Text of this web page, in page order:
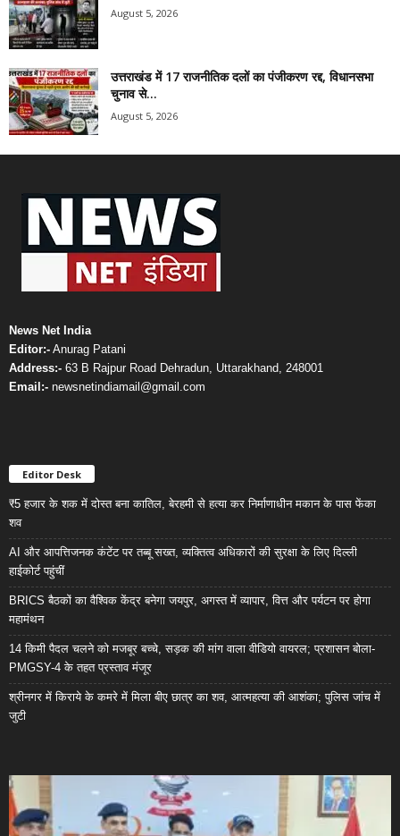
August 5, 2026
उत्तराखंड में 17 राजनीतिक दलों का पंजीकरण रद्द, विधानसभा
चुनाव से...
August 5, 2026
News Net India
Editor:- Anurag Patani
Address:- 63 B Rajpur Road Dehradun, Uttarakhand, 248001
Email:- newsnetindiamail@gmail.com
Editor Desk
₹5 हजार के शक में दोस्त बना कातिल, बेरहमी से हत्या कर निर्माणाधीन मकान के पास फेंका
शव
AI और आपत्तिजनक कंटेंट पर तब्बू सख्त, व्यक्तित्व अधिकारों की सुरक्षा के लिए दिल्ली
हाईकोर्ट पहुंचीं
BRICS बैठकों का वैश्विक केंद्र बनेगा जयपुर, अगस्त में व्यापार, वित्त और पर्यटन पर होगा
महामंथन
14 किमी पैदल चलने को मजबूर बच्चे, सड़क की मांग वाला वीडियो वायरल; प्रशासन बोला-
PMGSY-4 के तहत प्रस्ताव मंजूर
श्रीनगर में किराये के कमरे में मिला बीए छात्र का शव, आत्महत्या की आशंका; पुलिस जांच में
जुटी